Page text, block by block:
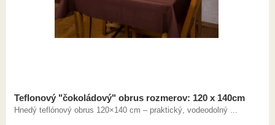
Teflonový "čokoládový" obrus rozmerov: 120 x 140cm
Hnedý teflónový obrus 120×140 cm – praktický, vodeodolný ...